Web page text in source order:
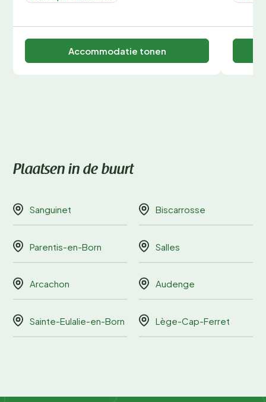
Accommodatie tonen
Plaatsen in de buurt
Sanguinet Biscarrosse
Parentis-en-Born Salles
Arcachon Audenge
Sainte-Eulalie-en-Born Lège-Cap-Ferret